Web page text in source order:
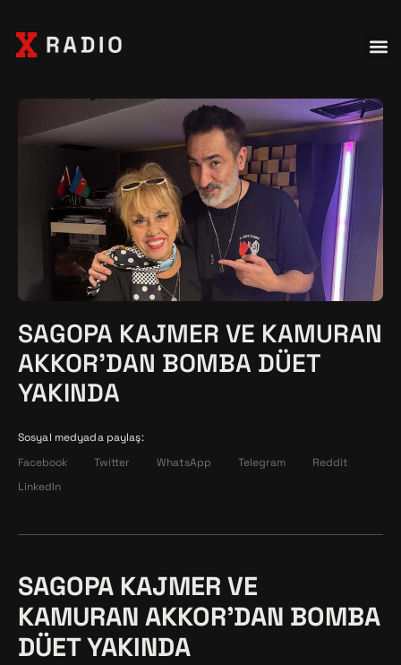
SAGOPA KAJMER VE KAMURAN
AKKOR'DAN BOMBA DÜET
YAKINDA
Sosyal medyada paylaş:
Facebook
Twitter WhatsApp Telegram
Reddit
LinkedIn
SAGOPA KAJMER VE
KAMURAN AKKOR’DAN BOMBA
DÜET YAKINDA